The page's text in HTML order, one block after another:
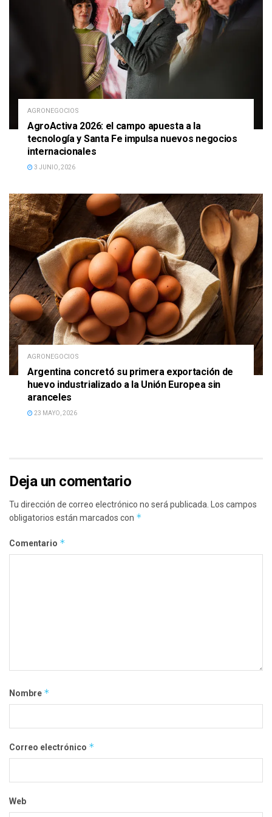
AGRONEGOCIOS
AgroActiva 2026: el campo apuesta a la
tecnología y Santa Fe impulsa nuevos negocios
internacionales
3 JUNIO, 2026
AGRONEGOCIOS
Argentina concretó su primera exportación de
huevo industrializado a la Unión Europea sin
aranceles
23 MAYO, 2026
Deja un comentario
Tu dirección de correo electrónico no será publicada.
Los campos
obligatorios están marcados con *
Comentario *
Nombre *
Correo electrónico *
Web